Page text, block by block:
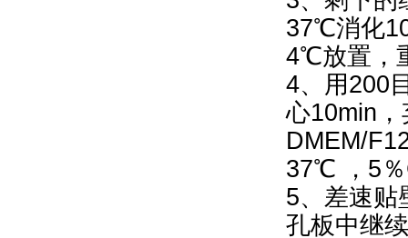
37℃消化
4℃放置，
4、用200
心10min
DMEM/
37℃ ，5
5、差速贴
孔板中继